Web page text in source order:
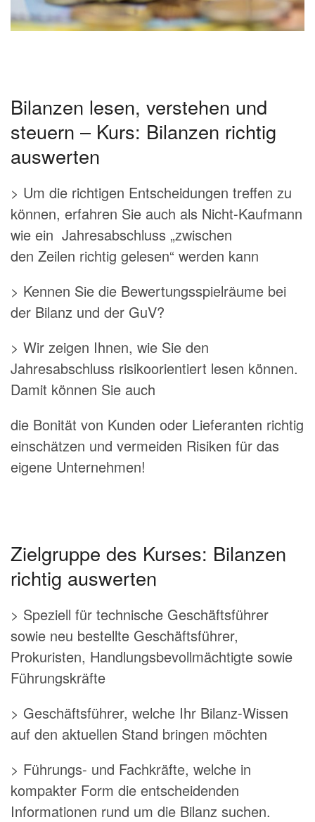
Bilanzen lesen, verstehen und
steuern – Kurs: Bilanzen richtig
auswerten
> Um die richtigen Entscheidungen treffen zu
können, erfahren Sie auch als Nicht-Kaufmann
wie ein Jahresabschluss „zwischen
den Zeilen richtig gelesen“ werden kann
> Kennen Sie die Bewertungsspielräume bei
der Bilanz und der GuV?
> Wir zeigen Ihnen, wie Sie den
Jahresabschluss risikoorientiert lesen können.
Damit können Sie auch
die Bonität von Kunden oder Lieferanten richtig
einschätzen und vermeiden Risiken für das
eigene Unternehmen!
Zielgruppe des Kurses: Bilanzen
richtig auswerten
> Speziell für technische Geschäftsführer
sowie neu bestellte Geschäftsführer,
Prokuristen, Handlungsbevollmächtigte sowie
Führungskräfte
> Geschäftsführer, welche Ihr Bilanz-Wissen
auf den aktuellen Stand bringen möchten
> Führungs- und Fachkräfte, welche in
kompakter Form die entscheidenden
Informationen rund um die Bilanz suchen.